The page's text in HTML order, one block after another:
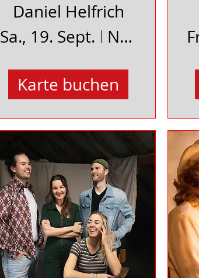
Daniel Helfrich
Sa., 19. Sept.
Neues Schauspielhaus Uelzen
Karte buchen